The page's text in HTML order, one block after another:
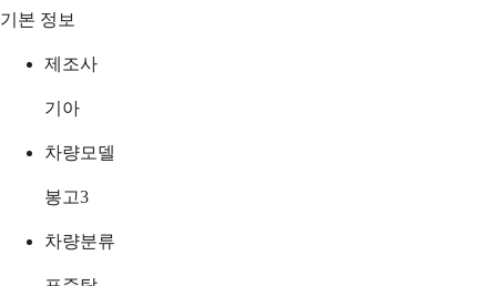
기본 정보
제조사
기아
차량모델
봉고3
차량분류